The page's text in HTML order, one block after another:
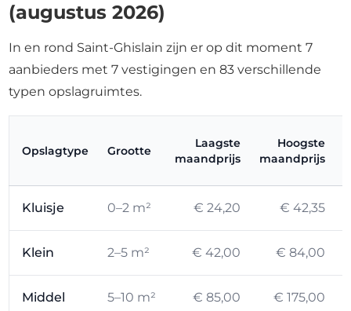
(augustus 2026)
In en rond Saint-Ghislain zijn er op dit moment 7
aanbieders met 7 vestigingen en 83 verschillende
typen opslagruimtes.
Opslagtype Grootte
Laagste
maandprijs
Hoogste
maandprijs
Kluisje 0–2 m² € 24,20 € 42,35
Klein 2–5 m² € 42,00 € 84,00
Middel 5–10 m² € 85,00 € 175,00